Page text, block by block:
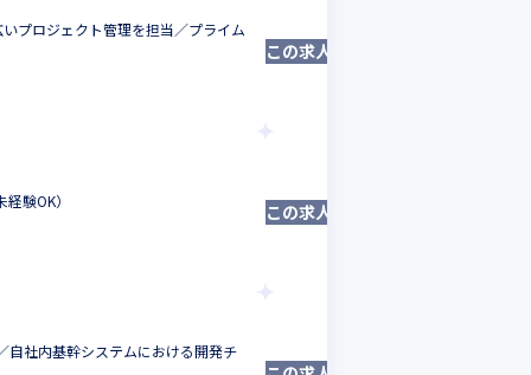
プロジェクト管理を担当／プライム
験OK）
自社内基幹システムにおける開発チ
この求人は募集終了しました
この求人は募集終了しました